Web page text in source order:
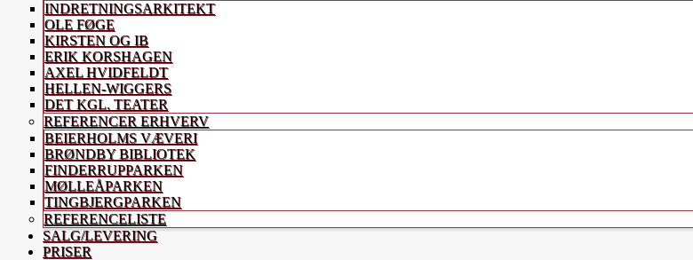
INDRETNINGSARKITEKT
OLE FØGE
KIRSTEN OG IB
ERIK KORSHAGEN
AXEL HVIDFELDT
HELLEN-WIGGERS
DET KGL. TEATER
REFERENCER ERHVERV
BEIERHOLMS VÆVERI
BRØNDBY BIBLIOTEK
FINDERRUPPARKEN
MØLLEÅPARKEN
TINGBJERGPARKEN
REFERENCELISTE
SALG/LEVERING
PRISER